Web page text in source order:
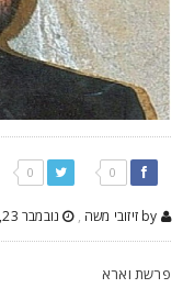
, נובמבר 23, 2021
וארא